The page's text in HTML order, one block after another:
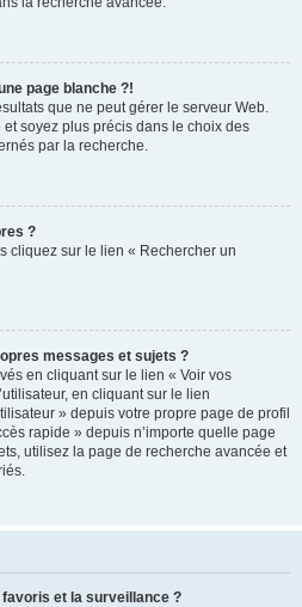
page blanche ?!
que ne peut gérer le serveur Web.
soyez plus précis dans le choix des
par la recherche.
?
cliquez sur le lien « Rechercher un
messages et sujets ?
en cliquant sur le lien « Voir vos
en cliquant sur le lien
» depuis votre propre page de profil
rapide » depuis n’importe quelle page
utilisez la page de recherche avancée et
et la surveillance ?